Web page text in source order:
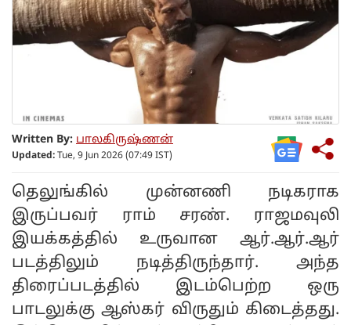
Written By: பாலகிருஷ்ணன்
Updated: Tue, 9 Jun 2026 (07:49 IST)
தெலுங்கில் முன்னணி நடிகராக
இருப்பவர் ராம் சரண். ராஜமவுலி
இயக்கத்தில் உருவான ஆர்.ஆர்.ஆர்
படத்திலும் நடித்திருந்தார். அந்த
திரைப்படத்தில் இடம்பெற்ற ஒரு
பாடலுக்கு ஆஸ்கர் விருதும் கிடைத்தது.